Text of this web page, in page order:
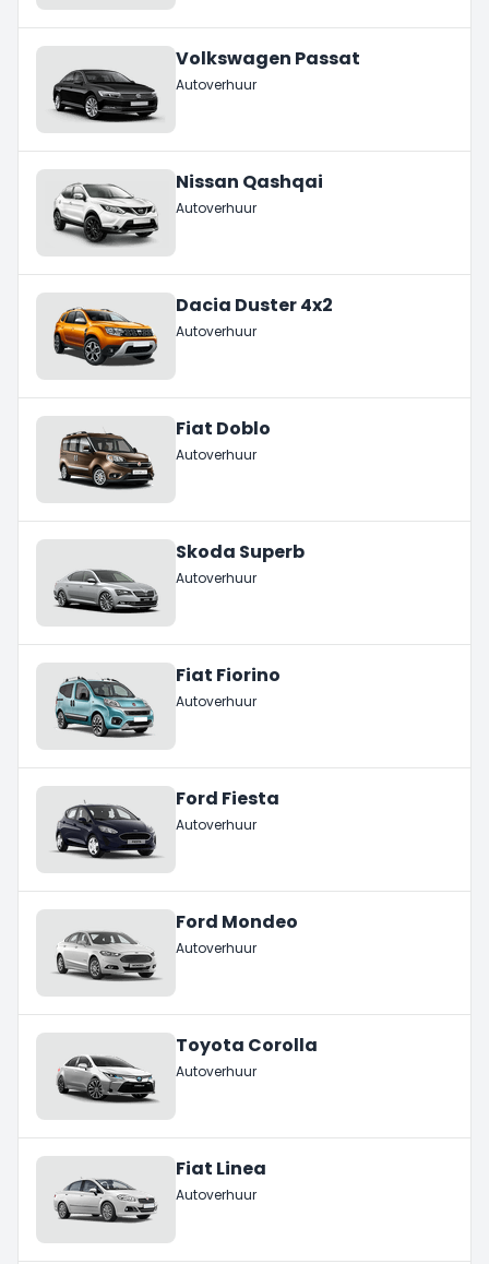
Volkswagen Passat
Autoverhuur
Nissan Qashqai
Autoverhuur
Dacia Duster 4x2
Autoverhuur
Fiat Doblo
Autoverhuur
Skoda Superb
Autoverhuur
Fiat Fiorino
Autoverhuur
Ford Fiesta
Autoverhuur
Ford Mondeo
Autoverhuur
Toyota Corolla
Autoverhuur
Fiat Linea
Autoverhuur